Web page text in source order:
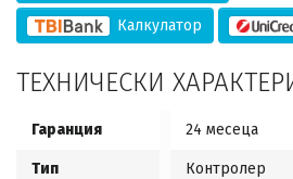
Калкулатор
ТЕХНИЧЕСКИ
Гаранция 24 месеца
Тип Контролер